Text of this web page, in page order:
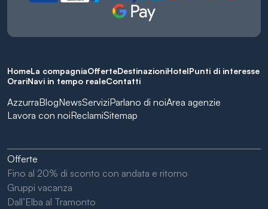
HomeLa compagniaOfferteDestinazioniHotelPunti di interesse
OrariNavi in tempo realeContatti
AzzurraBlogNewsServiziParlano di noiArea agenzie
Lavora con noiReclamiSitemap
Offerte
Fino al 20% di sconto con andata e ritorno
Gruppi vacanza
Dall’Elba al Tramonto